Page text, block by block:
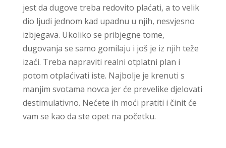
jest da dugove treba redovito plaćati, a to velik
dio ljudi jednom kad upadnu u njih, nesvjesno
izbjegava. Ukoliko se pribjegne tome,
dugovanja se samo gomilaju i još je iz njih teže
izaći. Treba napraviti realni otplatni plan i
potom otplaćivati iste. Najbolje je krenuti s
manjim svotama novca jer će prevelike djelovati
destimulativno. Nećete ih moći pratiti i činit će
vam se kao da ste opet na početku.